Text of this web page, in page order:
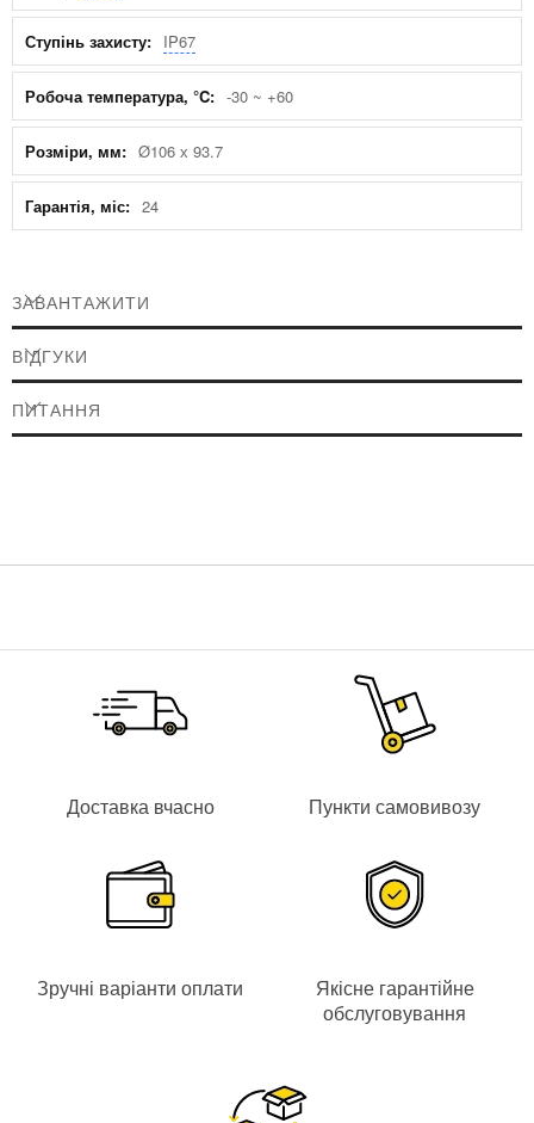
IP67
-30 ~ +60
Ø106 х 93.7
24
ЗАВАНТАЖИТИ
ВІДГУКИ
ПИТАННЯ
Доставка вчасно Пункти самовивозу
Зручні варіанти оплати
Якісне гарантійне
обслуговування